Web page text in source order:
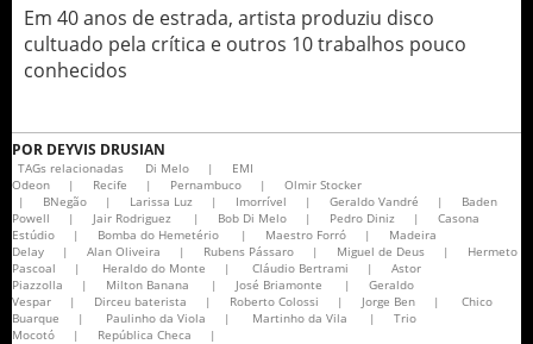
Em 40 anos de estrada, artista produziu disco
cultuado pela crítica e outros 10 trabalhos pouco
conhecidos
POR DEYVIS DRUSIAN
TAGs relacionadas Di Melo |
EMI
Odeon
| Recife | Pernambuco |
Olmir Stocker
|
BNegão | Larissa Luz | Imorrível | Geraldo Vandré |
Baden
Powell
| Jair Rodriguez | Bob Di Melo | Pedro Diniz |
Casona
Estúdio
| Bomba do Hemetério | Maestro Forró |
Madeira
Delay
| Alan Oliveira | Rubens Pássaro | Miguel de Deus |
Hermeto
Pascoal
| Heraldo do Monte | Cláudio Bertrami |
Astor
Piazzolla
| Milton Banana | José Briamonte |
Geraldo
Vespar
| Dirceu baterista | Roberto Colossi | Jorge Ben |
Chico
Buarque
| Paulinho da Viola | Martinho da Vila |
Trio
Mocotó
| República Checa |